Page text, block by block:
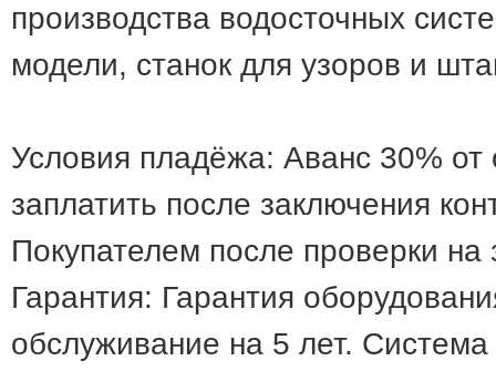
производства водосточных
модели, станок для узоров и
Условия пладёжа: Аванс 30% от
заплатить после заключения
Покупателем после проверки на
Гарантия: Гарантия
обслуживание на 5 лет. Система